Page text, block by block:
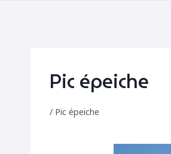
Pic épeiche
/ Pic épeiche